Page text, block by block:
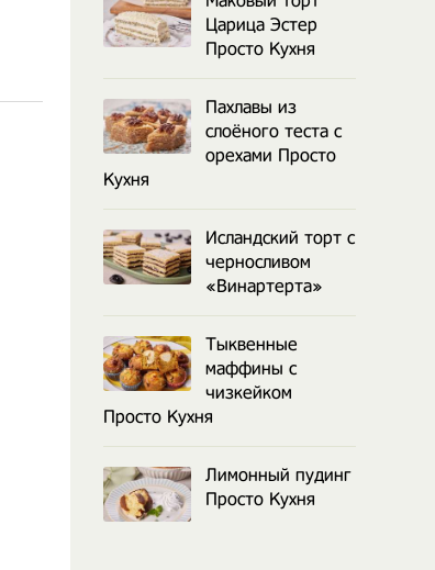
Царица Эстер
Просто Кухня
Пахлавы из
слоёного теста с
орехами Просто
Кухня
Исландский торт с
черносливом
«Винартерта»
Тыквенные
маффины с
чизкейком
Просто Кухня
Лимонный пудинг
Просто Кухня